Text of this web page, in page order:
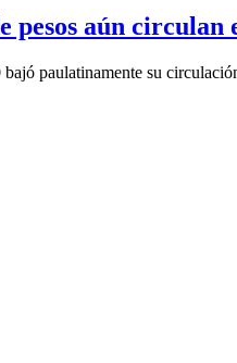
pesos aún circulan
paulatinamente su